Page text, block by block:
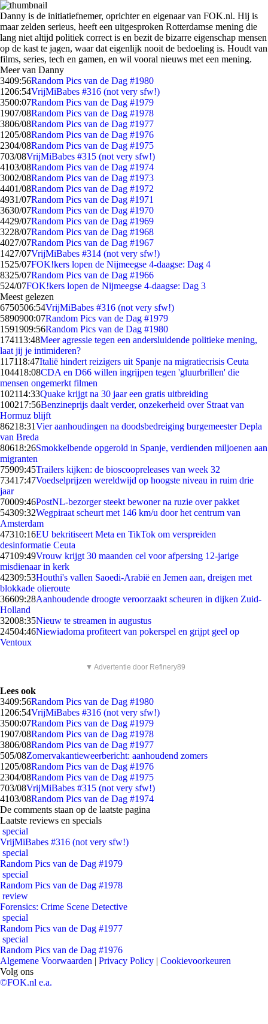
Danny is de initiatiefnemer, oprichter en eigenaar van FOK.nl. Hij is
maar zelden serieus, heeft een uitgesproken Rotterdamse mening die
lang niet altijd politiek correct is en bezit de bizarre eigenschap mensen
op de kast te jagen, waar dat eigenlijk nooit de bedoeling is. Houdt van
films, series, tech en gamen, en wil vooral nieuws met een mening.
Meer van Danny
3409:56Random Pics van de Dag #1980
1206:54VrijMiBabes #316 (not very sfw!)
3500:07Random Pics van de Dag #1979
1907/08Random Pics van de Dag #1978
3806/08Random Pics van de Dag #1977
1205/08Random Pics van de Dag #1976
2304/08Random Pics van de Dag #1975
703/08VrijMiBabes #315 (not very sfw!)
4103/08Random Pics van de Dag #1974
3002/08Random Pics van de Dag #1973
4401/08Random Pics van de Dag #1972
4931/07Random Pics van de Dag #1971
3630/07Random Pics van de Dag #1970
4429/07Random Pics van de Dag #1969
3228/07Random Pics van de Dag #1968
4027/07Random Pics van de Dag #1967
1427/07VrijMiBabes #314 (not very sfw!)
1525/07FOK!kers lopen de Nijmeegse 4-daagse: Dag 4
8325/07Random Pics van de Dag #1966
524/07FOK!kers lopen de Nijmeegse 4-daagse: Dag 3
Meest gelezen
6750506:54VrijMiBabes #316 (not very sfw!)
5890900:07Random Pics van de Dag #1979
1591909:56Random Pics van de Dag #1980
174113:48Meer agressie tegen een andersluidende politieke mening,
laat jij je intimideren?
117118:47Italië hindert reizigers uit Spanje na migratiecrisis Ceuta
104418:08CDA en D66 willen ingrijpen tegen 'gluurbrillen' die
mensen ongemerkt filmen
102114:33Quake krijgt na 30 jaar een gratis uitbreiding
100217:56Benzineprijs daalt verder, onzekerheid over Straat van
Hormuz blijft
86218:31Vier aanhoudingen na doodsbedreiging burgemeester Depla
van Breda
80618:26Smokkelbende opgerold in Spanje, verdienden miljoenen aan
migranten
75909:45Trailers kijken: de bioscoopreleases van week 32
73417:47Voedselprijzen wereldwijd op hoogste niveau in ruim drie
jaar
70009:46PostNL-bezorger steekt bewoner na ruzie over pakket
54309:32Wegpiraat scheurt met 146 km/u door het centrum van
Amsterdam
47310:16EU bekritiseert Meta en TikTok om verspreiden
desinformatie Ceuta
47109:49Vrouw krijgt 30 maanden cel voor afpersing 12-jarige
misdienaar in kerk
42309:53Houthi's vallen Saoedi-Arabië en Jemen aan, dreigen met
blokkade olieroute
36609:28Aanhoudende droogte veroorzaakt scheuren in dijken Zuid-
Holland
32008:35Nieuw te streamen in augustus
24504:46Niewiadoma profiteert van pokerspel en grijpt geel op
Ventoux
▼ Advertentie door Refinery89
Lees ook
3409:56Random Pics van de Dag #1980
1206:54VrijMiBabes #316 (not very sfw!)
3500:07Random Pics van de Dag #1979
1907/08Random Pics van de Dag #1978
3806/08Random Pics van de Dag #1977
505/08Zomervakantieweerbericht: aanhoudend zomers
1205/08Random Pics van de Dag #1976
2304/08Random Pics van de Dag #1975
703/08VrijMiBabes #315 (not very sfw!)
4103/08Random Pics van de Dag #1974
De comments staan op de laatste pagina
Laatste reviews en specials
special
VrijMiBabes #316 (not very sfw!)
special
Random Pics van de Dag #1979
special
Random Pics van de Dag #1978
review
Forensics: Crime Scene Detective
special
Random Pics van de Dag #1977
special
Random Pics van de Dag #1976
Algemene Voorwaarden | Privacy Policy | Cookievoorkeuren
Volg ons
©FOK.nl e.a.